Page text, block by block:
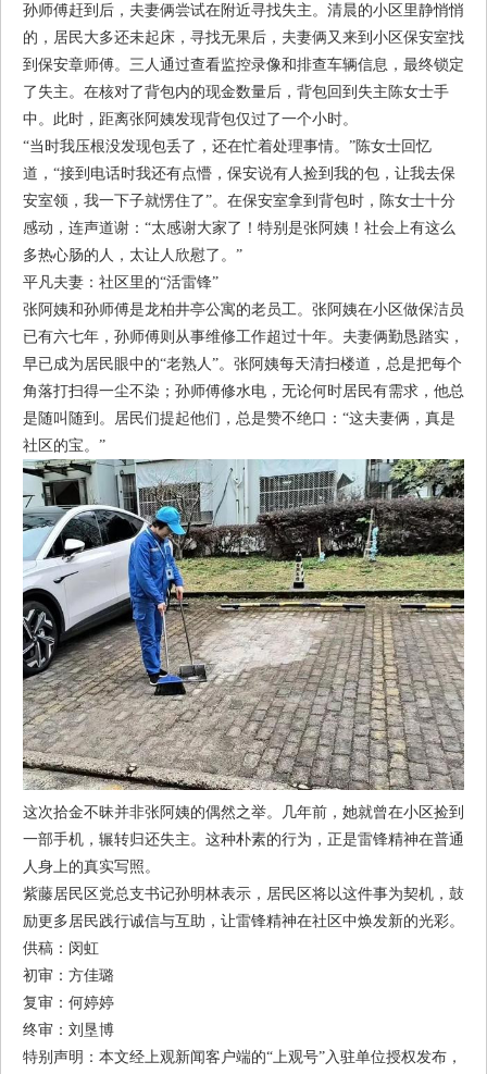
孙师傅赶到后，夫妻俩尝试在附近寻找失主。清晨的小区里静悄悄
的，居民大多还未起床，寻找无果后，夫妻俩又来到小区保安室找
到保安章师傅。三人通过查看监控录像和排查车辆信息，最终锁定
了失主。在核对了背包内的现金数量后，背包回到失主陈女士手
中。此时，距离张阿姨发现背包仅过了一个小时。
“当时我压根没发现包丢了，还在忙着处理事情。”陈女士回忆
道，“接到电话时我还有点懵，保安说有人捡到我的包，让我去保
安室领，我一下子就愣住了”。在保安室拿到背包时，陈女士十分
感动，连声道谢：“太感谢大家了！特别是张阿姨！社会上有这么
多热心肠的人，太让人欣慰了。”
平凡夫妻：社区里的“活雷锋”
张阿姨和孙师傅是龙柏井亭公寓的老员工。张阿姨在小区做保洁员
已有六七年，孙师傅则从事维修工作超过十年。夫妻俩勤恳踏实，
早已成为居民眼中的“老熟人”。张阿姨每天清扫楼道，总是把每个
角落打扫得一尘不染；孙师傅修水电，无论何时居民有需求，他总
是随叫随到。居民们提起他们，总是赞不绝口：“这夫妻俩，真是
社区的宝。”
这次拾金不昧并非张阿姨的偶然之举。几年前，她就曾在小区捡到
一部手机，辗转归还失主。这种朴素的行为，正是雷锋精神在普通
人身上的真实写照。
紫藤居民区党总支书记孙明林表示，居民区将以这件事为契机，鼓
励更多居民践行诚信与互助，让雷锋精神在社区中焕发新的光彩。
供稿：闵虹
初审：方佳璐
复审：何婷婷
终审：刘垦博
特别声明：本文经上观新闻客户端的“上观号”入驻单位授权发布，